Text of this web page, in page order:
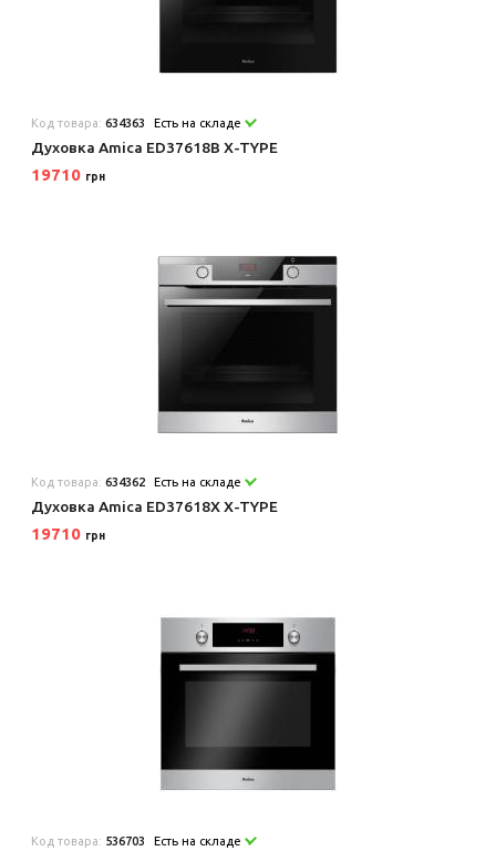
Код товара:634363 Есть на складе
Духовка Amica ED37618B X-TYPE
19710 грн
Код товара:634362 Есть на складе
Духовка Amica ED37618X X-TYPE
19710 грн
Код товара: 536703 Есть на складе